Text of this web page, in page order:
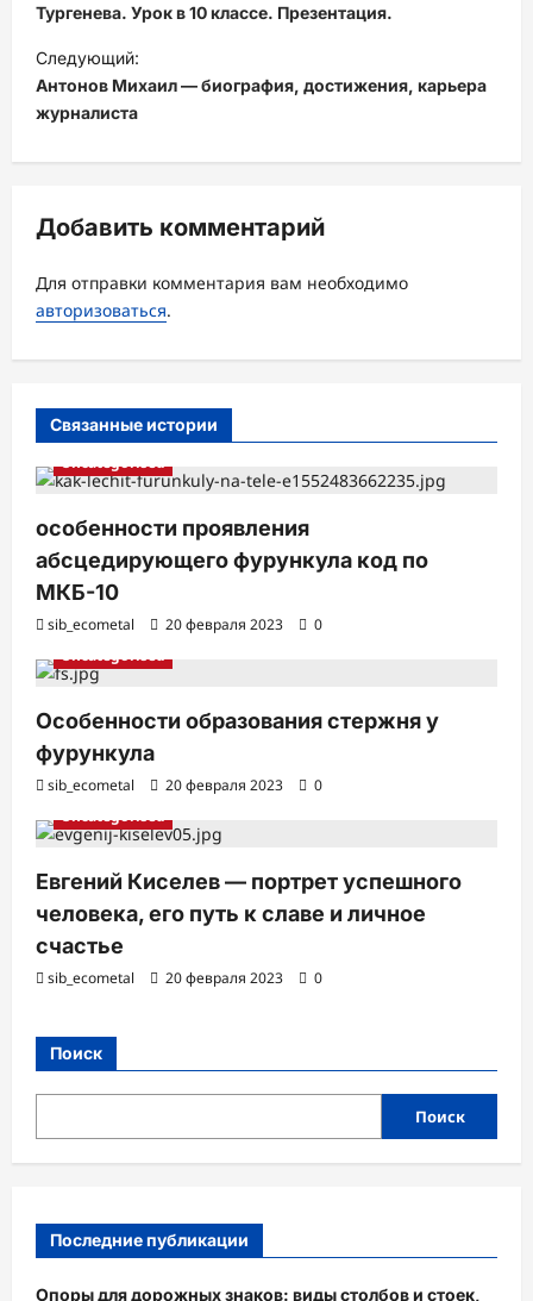
в
и
г
а
ц
я
з
а
и
Тургенева. Урок в 10 классе. Презентация.
Следующий:
Антонов Михаил — биография, достижения, карьера
журналиста
Добавить комментарий
Для отправки комментария вам необходимо
авторизоваться.
Связанные истории
Uncategorised
особенности проявления
абсцедирующего фурункула код по
МКБ-10
sib_ecometal 20 февраля 2023
0
Uncategorised
Особенности образования стержня у
фурункула
sib_ecometal 20 февраля 2023
0
Uncategorised
Евгений Киселев — портрет успешного
человека, его путь к славе и личное
счастье
sib_ecometal 20 февраля 2023 0
Поиск
Поиск
Последние публикации
Опоры для дорожных знаков: виды столбов и стоек,